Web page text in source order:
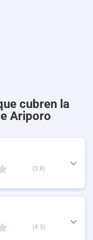
cubren la
Ariporo
(3.8)
(4.3)